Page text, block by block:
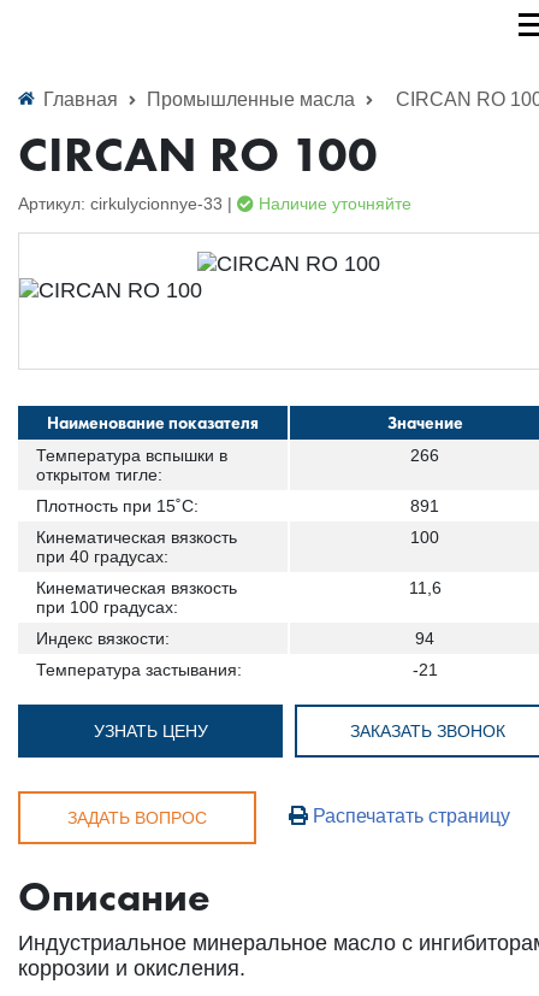
Главная Промышленные масла CIRCAN RO
CIRCAN RO 100
Артикул: cirkulycionnye-33 | Наличие уточняйте
Наименование показателя Значение
Температура вспышки в
открытом тигле:
266
Плотность при 15˚С:
891
Кинематическая вязкость
при 40 градусах:
100
Кинематическая вязкость
при 100 градусах:
11,6
Индекс вязкости:
94
Температура застывания:
-21
УЗНАТЬ ЦЕНУ ЗАКАЗАТЬ ЗВОНОК
ЗАДАТЬ ВОПРОС Распечатать страницу
Описание
Индустриальное минеральное масло с
коррозии и окисления.